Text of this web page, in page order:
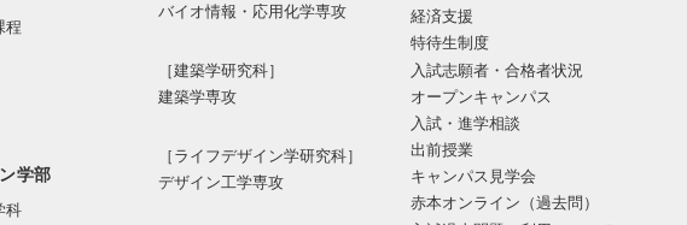
程
学部
科
バイオ情報・応⽤化学専攻
［建築学研究科］
建築学専攻
［ライフデザイン学研究科］
デザイン工学専攻
経済支援
特待生制度
入試志願者・合格者状況
オープンキャンパス
入試・進学相談
出前授業
キャンパス見学会
赤本オンライン（過去問）